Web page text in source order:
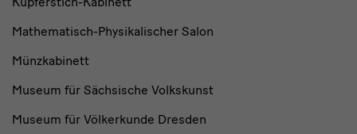
Mathematisch-Physikalischer Salon
Münzkabinett
Museum für Sächsische Volkskunst
Museum für Völkerkunde Dresden